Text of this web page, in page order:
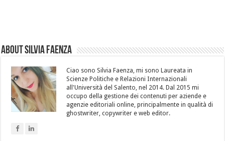
About Silvia Faenza
Ciao sono Silvia Faenza, mi sono Laureata in
Scienze Politiche e Relazioni Internazionali
all'Università del Salento, nel 2014. Dal 2015 mi
occupo della gestione dei contenuti per aziende e
agenzie editoriali online, principalmente in qualità di
ghostwriter, copywriter e web editor.